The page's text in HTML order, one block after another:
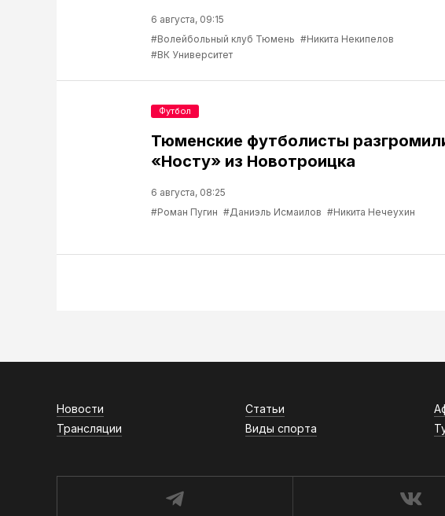
6 августа, 09:15
#Волейбольный клуб Тюмень #Никита Некипелов
#ВК Университет
Тюменские футболисты
«Носту» из Новотроицка
6 августа, 08:25
#Роман Пугин #Даниэль Исмаилов #Никита Нечеухин
Футбол
Новости Статьи
Трансляции
Виды спорта